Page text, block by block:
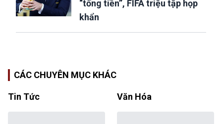
“tống tiền”, FIFA triệu tập họp
khẩn
CÁC CHUYÊN MỤC KHÁC
Tin Tức Văn Hóa